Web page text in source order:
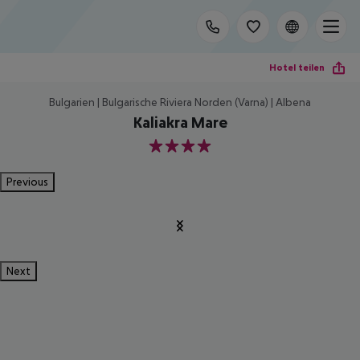
Hotel teilen
Bulgarien | Bulgarische Riviera Norden (Varna) | Albena
Kaliakra Mare
4
Previous
Next